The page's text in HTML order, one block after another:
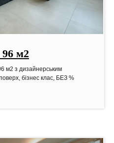
м2
м2 з дизайнерським
бізнес клас, БЕЗ %